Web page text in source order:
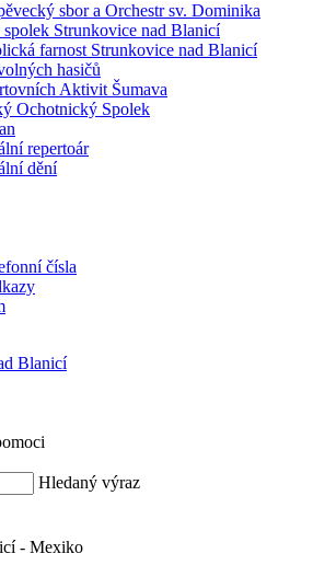
sbor a Orchestr sv. Dominika
Strunkovice nad Blanicí
farnost Strunkovice nad Blanicí
hasičů
Aktivit Šumava
Ochotnický Spolek
repertoár
dění
čísla
Hledaný výraz